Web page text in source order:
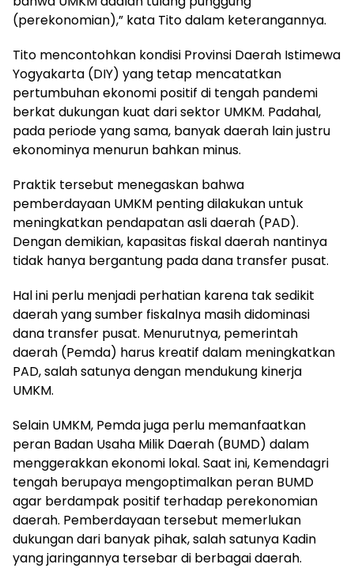
(perekonomian),” kata Tito dalam keterangannya.
Tito mencontohkan kondisi Provinsi Daerah Istimewa
Yogyakarta (DIY) yang tetap mencatatkan
pertumbuhan ekonomi positif di tengah pandemi
berkat dukungan kuat dari sektor UMKM. Padahal,
pada periode yang sama, banyak daerah lain justru
ekonominya menurun bahkan minus.
Praktik tersebut menegaskan bahwa
pemberdayaan UMKM penting dilakukan untuk
meningkatkan pendapatan asli daerah (PAD).
Dengan demikian, kapasitas fiskal daerah nantinya
tidak hanya bergantung pada dana transfer pusat.
Hal ini perlu menjadi perhatian karena tak sedikit
daerah yang sumber fiskalnya masih didominasi
dana transfer pusat. Menurutnya, pemerintah
daerah (Pemda) harus kreatif dalam meningkatkan
PAD, salah satunya dengan mendukung kinerja
UMKM.
Selain UMKM, Pemda juga perlu memanfaatkan
peran Badan Usaha Milik Daerah (BUMD) dalam
menggerakkan ekonomi lokal. Saat ini, Kemendagri
tengah berupaya mengoptimalkan peran BUMD
agar berdampak positif terhadap perekonomian
daerah. Pemberdayaan tersebut memerlukan
dukungan dari banyak pihak, salah satunya Kadin
yang jaringannya tersebar di berbagai daerah.